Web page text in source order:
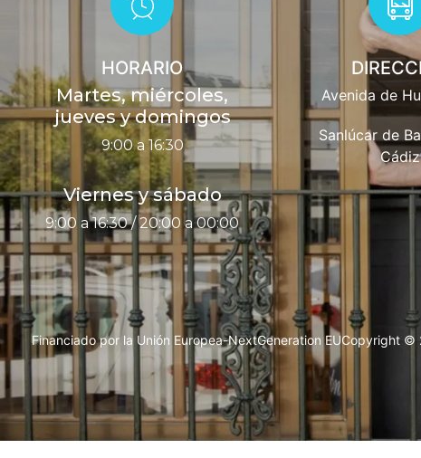
HORARIO
Martes, miércoles,
jueves y domingos
9:00 a 16:30
Viernes y sábado
9:00 a 16:30 / 20:00 a 00:00
Avenida de
Sanlúcar de
Cádiz
Financiado por la Unión Europea-NextGeneration EUCopyright ©